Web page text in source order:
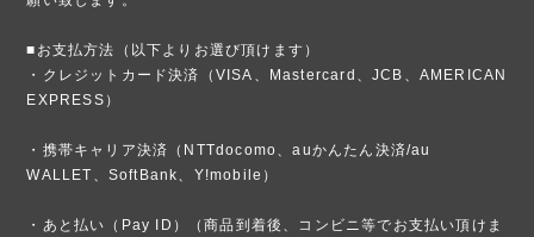
■お支払方法（以下よりお選び頂けます）
・クレジットカード決済（VISA、Mastercard、JCB、AMERICAN
EXPRESS）
・携帯キャリア決済（NTTdocomo、auかんたん決済/au
WALLET、SoftBank、Y!mobile）
・あと払い（Pay ID）（商品到着後、コンビニ等でお支払い頂けま